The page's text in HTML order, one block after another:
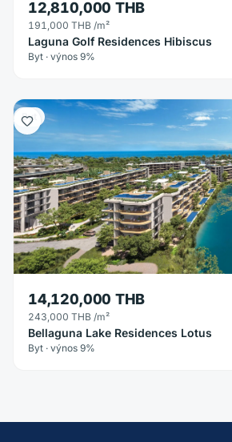
12,810,000 THB
191,000 THB /m²
Laguna Golf Residences Hibiscus
Byt · výnos 9%
Byt
14,120,000 THB
243,000 THB /m²
Bellaguna Lake Residences Lotus
Byt · výnos 9%